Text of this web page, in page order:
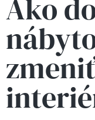
Ako